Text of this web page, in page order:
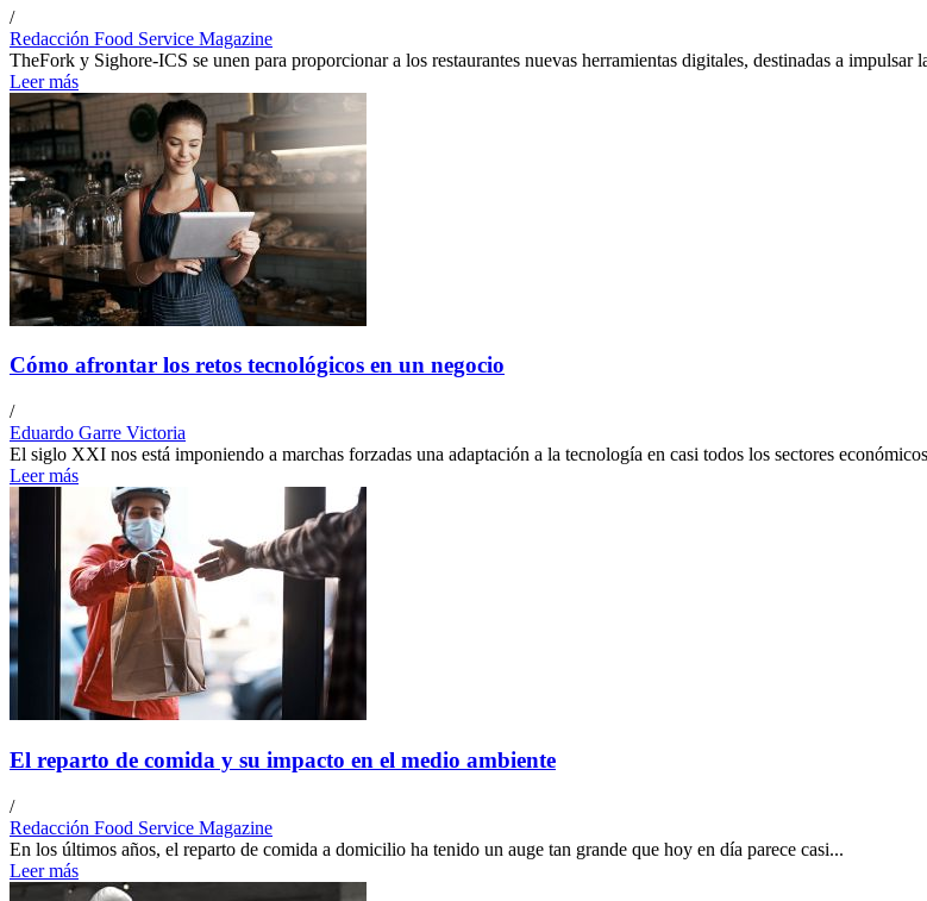
/
Redacción Food Service Magazine
TheFork y Sighore-ICS se unen para proporcionar a los restaurantes nuevas herramientas digitales, destinadas a impulsar
Leer más
Cómo afrontar los retos tecnológicos en un negocio
/
Eduardo Garre Victoria
El siglo XXI nos está imponiendo a marchas forzadas una adaptación a la tecnología en casi todos los sectores
Leer más
El reparto de comida y su impacto en el medio ambiente
/
Redacción Food Service Magazine
En los últimos años, el reparto de comida a domicilio ha tenido un auge tan grande que hoy en día parece casi...
Leer más